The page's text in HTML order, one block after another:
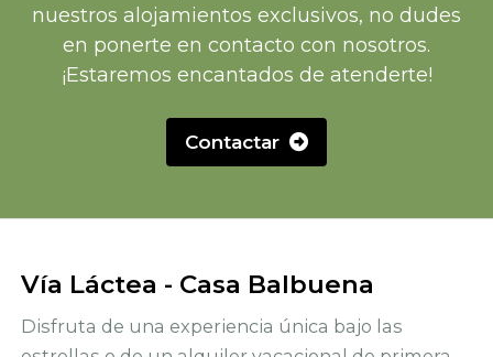
nuestros alojamientos exclusivos, no dudes
en ponerte en contacto con nosotros.
¡Estaremos encantados de atenderte!
Contactar
Vía Láctea - Casa Balbuena
Disfruta de una experiencia única bajo las